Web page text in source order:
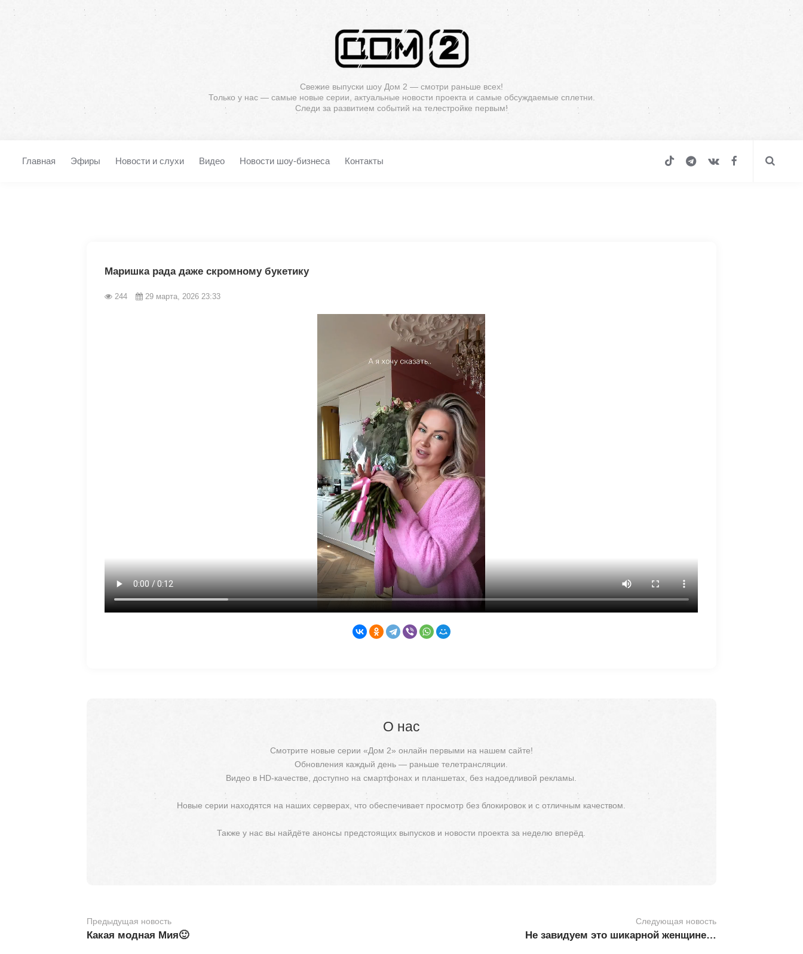
Свежие выпуски шоу Дом 2 — смотри раньше всех!
Только у нас — самые новые серии, актуальные новости проекта и самые обсуждаемые сплетни.
Следи за развитием событий на телестройке первым!
Главная Эфиры Новости и слухи Видео Новости шоу-бизнеса Контакты
Маришка рада даже скромному букетику
244 29 марта, 2026 23:33
О нас
Смотрите новые серии «Дом 2» онлайн первыми на нашем сайте!
Обновления каждый день — раньше телетрансляции.
Видео в HD-качестве, доступно на смартфонах и планшетах, без надоедливой рекламы.
Новые серии находятся на наших серверах, что обеспечивает просмотр без блокировок и с отличным качеством.
Также у нас вы найдёте анонсы предстоящих выпусков и новости проекта за неделю вперёд.
Предыдущая новость
Какая модная Мия🙂
Следующая новость
Не завидуем это шикарной женщине…